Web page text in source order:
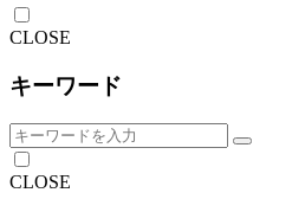
CLOSE
キーワード
CLOSE